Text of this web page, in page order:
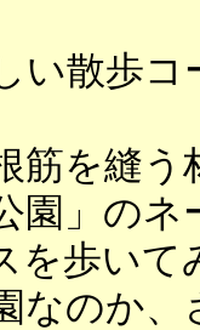
い散歩コ
筋を縫う
園」のネ
を歩いて
なのか、